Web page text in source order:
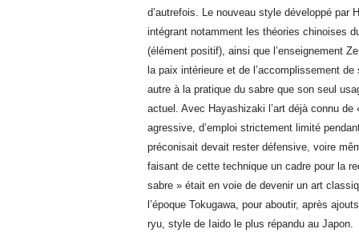
d’autrefois. Le nouveau style développé
intégrant notamment les théories chinoises
(élément positif), ainsi que l’enseignement
la paix intérieure et de l’accomplissement de
autre à la pratique du sabre que son seul
actuel. Avec Hayashizaki l’art déjà connu
agressive, d’emploi strictement limité
préconisait devait rester défensive, voire
faisant de cette technique un cadre pour la
sabre » était en voie de devenir un art
l’époque Tokugawa, pour aboutir, après
ryu, style de Iaido le plus répandu au Japon.